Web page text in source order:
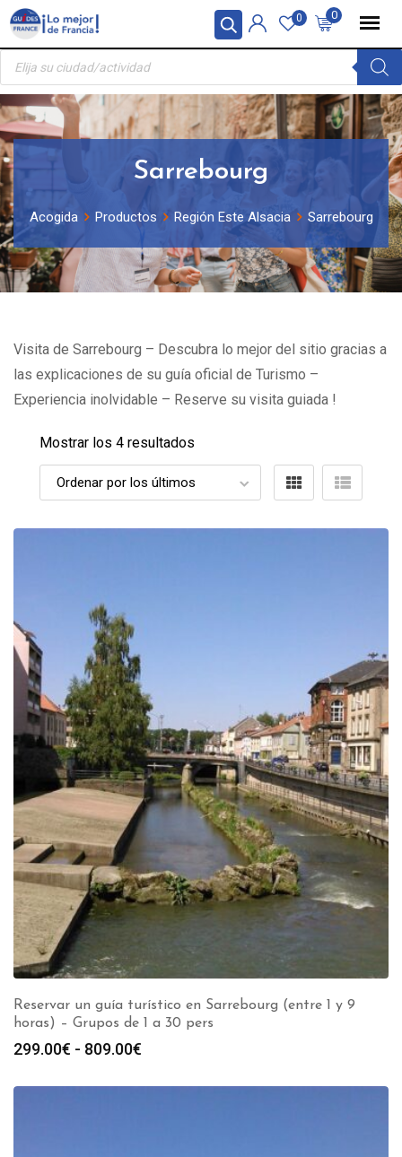
Panel de gestión de cookies
Skip
content
0
0
Búsqueda
productos
Sarrebourg
Acogida Productos Región Este Alsacia Sarrebourg
Visita de Sarrebourg – Descubra lo mejor del sitio gracias a
las explicaciones de su guía oficial de Turismo –
Experiencia inolvidable – Reserve su visita guiada !
Mostrar los 4 resultados
Reservar un guía turístico en Sarrebourg (entre 1 y 9
horas) – Grupos de 1 a 30 pers
299.00€ - 809.00€
precios: